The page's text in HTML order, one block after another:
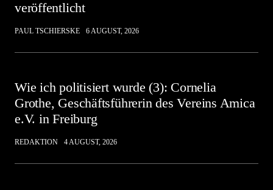
veröffentlicht
PAUL TSCHIERSKE 6 AUGUST, 2026
Wie ich politisiert wurde (3): Cornelia
Grothe, Geschäftsführerin des Vereins Amica
e.V. in Freiburg
REDAKTION 4 AUGUST, 2026